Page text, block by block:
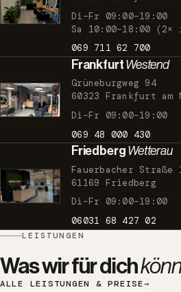
Di–Fr 09:00–19:00
Sa 10:00–18:00 (2×
069 711 62 700
Frankfurt Westend
Grüneburgweg 94
60323 Frankfurt am
Di–Fr 09:00–19:00
069 48 000 430
Friedberg Wetterau
Fauerbacher Straße
61169 Friedberg
Di–Fr 09:00–19:00
06031 68 427 02
LEISTUNGEN
Was wir für dich
ALLE LEISTUNGEN & PREISE→